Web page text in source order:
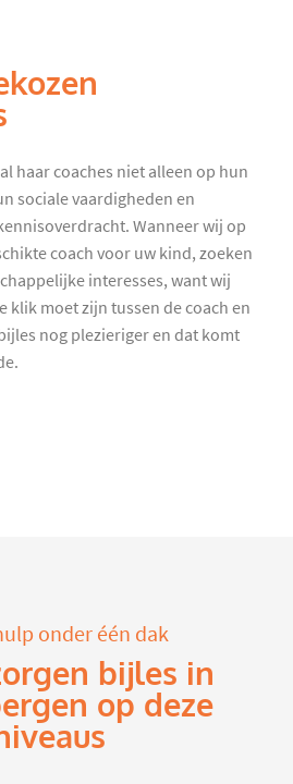
haar coaches niet alleen op hun
sociale vaardigheden en
Wanneer wij op
coach voor uw kind, zoeken
interesses, want wij
klik moet zijn tussen de coach en
nog plezieriger en dat komt
onder één dak
bijles in
op deze